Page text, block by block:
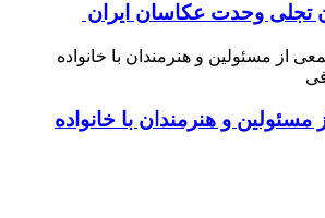
تجلی وحدت عکاسان ایران
مسئولین و هنرمندان با خانواده